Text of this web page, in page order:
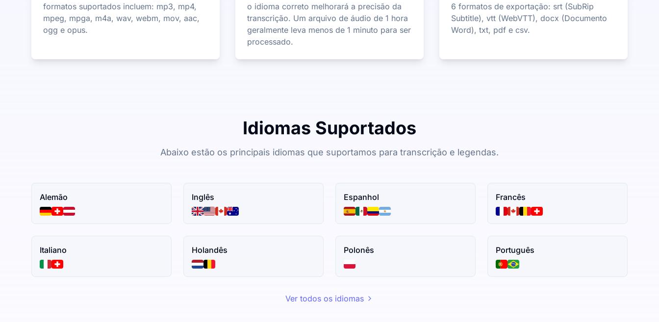
formatos suportados incluem: mp3, mp4,
mpeg, mpga, m4a, wav, webm, mov, aac,
ogg e opus.
o idioma correto melhorará a precisão da
transcrição. Um arquivo de áudio de 1 hora
geralmente leva menos de 1 minuto para ser
processado.
6 formatos de exportação: srt (SubRip
Subtitle), vtt (WebVTT), docx (Documento
Word), txt, pdf e csv.
Idiomas Suportados
Abaixo estão os principais idiomas que suportamos para transcrição e legendas.
Alemão Inglês Espanhol Francês
Italiano Holandês Polonês Português
Ver todos os idiomas